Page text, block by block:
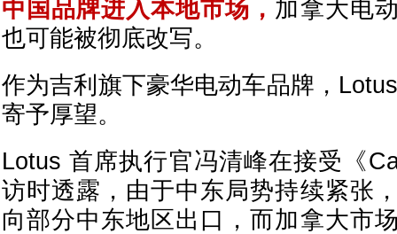
中国品牌进入本地市场， 加拿大电
也可能被彻底改写。
作为吉利旗下豪华电动车品牌，
寄予厚望。
Lotus 首席执行官冯清峰在接受《
访时透露，由于中东局势持续紧张
向部分中东地区出口，而加拿大市